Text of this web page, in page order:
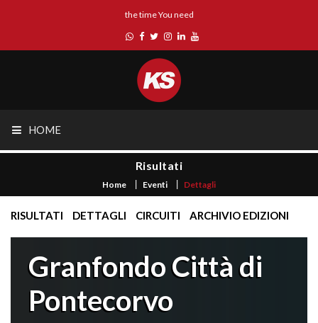
the time You need
HOME
Risultati
Home Eventi Dettagli
RISULTATI DETTAGLI CIRCUITI ARCHIVIO EDIZIONI
Granfondo Città di
Pontecorvo